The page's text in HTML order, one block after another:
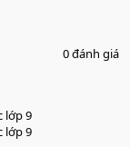
0 đánh giá
lớp 9
lớp 9